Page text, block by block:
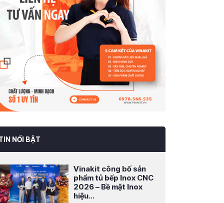
NỔI BẬT
Vinakit công bố sản
phẩm tủ bếp Inox CNC
2026 – Bề mặt Inox
hiệu...